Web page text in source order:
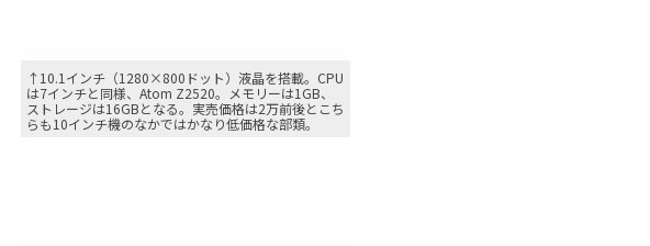
↑10.1インチ（1280×800ドット）液晶を搭載。CPU
は7インチと同様、Atom Z2520。メモリーは1GB、
ストレージは16GBとなる。実売価格は2万前後とこち
らも10インチ機のなかではかなり低価格な部類。